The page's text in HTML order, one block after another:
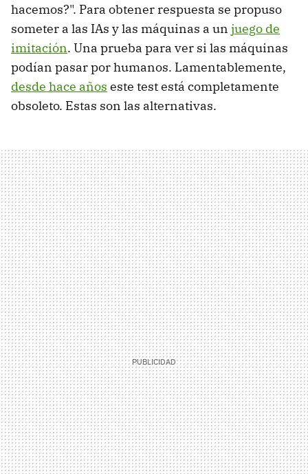
hacemos?". Para obtener respuesta se propuso
someter a las IAs y las máquinas a un juego de
imitación. Una prueba para ver si las máquinas
podían pasar por humanos. Lamentablemente,
desde hace años este test está completamente
obsoleto. Estas son las alternativas.